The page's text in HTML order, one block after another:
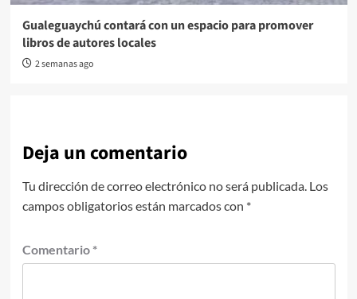
Gualeguaychú contará con un espacio para promover
libros de autores locales
2 semanas ago
Deja un comentario
Tu dirección de correo electrónico no será publicada. Los
campos obligatorios están marcados con *
Comentario *